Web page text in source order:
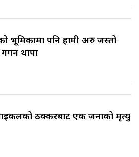
भूमिकामा पनि हामी अरु जस्तो
गगन थापा
ठक्करबाट एक जनाको मृत्यु